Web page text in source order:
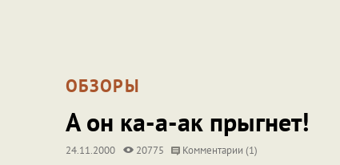
ОБЗОРЫ
А он ка-а-ак прыгнет!
24.11.2000 20775 Комментарии (1)